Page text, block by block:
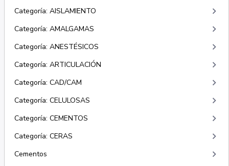
Categoría: AISLAMIENTO keyboard_arrow_right
Categoría: AMALGAMAS keyboard_arrow_right
Categoría: ANESTÉSICOS keyboard_arrow_right
Categoría: ARTICULACIÓN keyboard_arrow_right
Categoría: CAD/CAM keyboard_arrow_right
Categoría: CELULOSAS keyboard_arrow_right
Categoría: CEMENTOS keyboard_arrow_right
Categoría: CERAS keyboard_arrow_right
Cementos keyboard_arrow_right